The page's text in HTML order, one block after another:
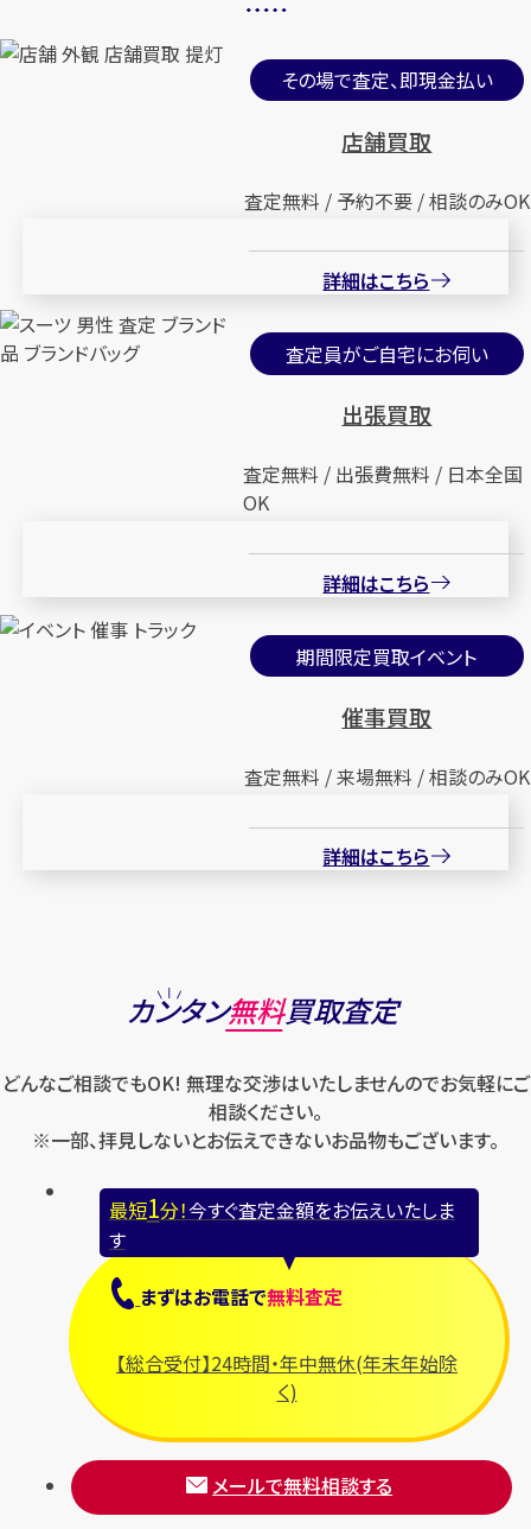
その場で査定、即現金払い
店舗買取
査定無料 / 予約不要 / 相談のみOK
詳細はこちら
査定員がご自宅にお伺い
出張買取
査定無料 / 出張費無料 / 日本全国
OK
詳細はこちら
期間限定買取イベント
催事買取
査定無料 / 来場無料 / 相談のみOK
詳細はこちら
カンタン無料買取査定
どんなご相談でもOK! 無理な交渉はいたしませんのでお気軽にご
相談ください。
※一部、拝見しないとお伝えできないお品物もございます。
最短1分！今すぐ査定金額をお伝えいたしま
す
まずはお電話で無料査定
【総合受付】24時間・年中無休(年末年始除
く)
メールで無料相談する